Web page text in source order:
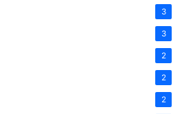
3
3
2
2
2